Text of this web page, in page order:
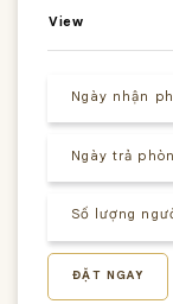
View
ĐẶT NGAY